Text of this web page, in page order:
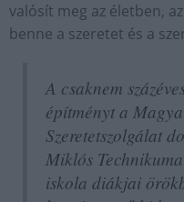
valósít meg az életben,
benne a szeretet és a
A csaknem
építményt a
Szeretetszolgálat
Miklós
iskola diákjai